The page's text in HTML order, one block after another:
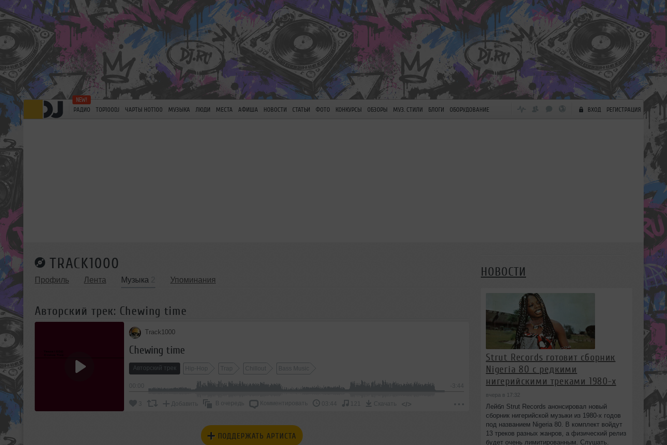
РАДИО TOP100DJ ЧАРТЫ HOT100 МУЗЫКА ЛЮДИ МЕСТА АФИША НОВОСТИ СТАТЬИ ФОТО КОНКУРСЫ ОБЗОРЫ МУЗ. СТИЛИ БЛОГИ ОБОРУДОВАНИЕ ВХОД РЕГИСТРАЦИЯ
TRACK1000
Профиль Лента Музыка Упоминания
Авторский трек: Chewing time
Track1000
Chewing time
Авторский трек Hip-Hop Trap Chillout Bass Music
-3:44
3 Добавить В очередь Комментировать 03:44 121 Скачать </>
ПОДДЕРЖАТЬ АРТИСТА
НОВОСТИ
Strut Records готовит сборник
Nigeria 80 с редкими
нигерийскими треками 1980-х
вчера в 17:32
Лейбл Strut Records анонсировал новый
сборник нигерийской музыки из 1980-х годов
под названием Nigeria 80. В комплект войдут
13 треков разных жанров, а физический релиз
будет очень лимитированным. Слушать.